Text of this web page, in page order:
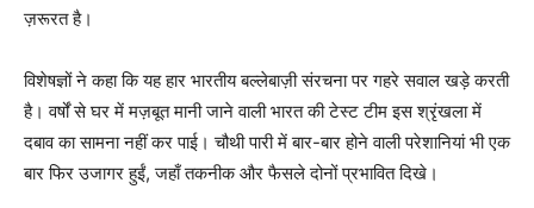
ज़रूरत है।
विशेषज्ञों ने कहा कि यह हार भारतीय बल्लेबाज़ी संरचना पर गहरे सवाल खड़े करती
है। वर्षों से घर में मज़बूत मानी जाने वाली भारत की टेस्ट टीम इस श्रृंखला में
दबाव का सामना नहीं कर पाई। चौथी पारी में बार-बार होने वाली परेशानियां भी एक
बार फिर उजागर हुईं, जहाँ तकनीक और फैसले दोनों प्रभावित दिखे।